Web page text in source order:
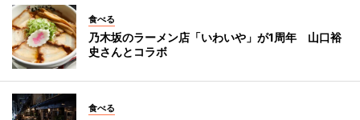
食べる
乃木坂のラーメン店「いわいや」が1周年 山口裕
史さんとコラボ
食べる